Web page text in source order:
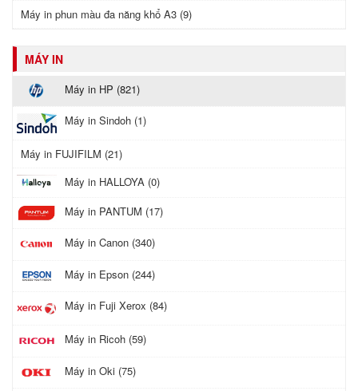
Máy in phun màu đa năng khổ A3 (9)
MÁY IN
Máy in HP (821)
Máy in Sindoh (1)
Máy in FUJIFILM (21)
Máy in HALLOYA (0)
Máy in PANTUM (17)
Máy in Canon (340)
Máy in Epson (244)
Máy in Fuji Xerox (84)
Máy in Ricoh (59)
Máy in Oki (75)